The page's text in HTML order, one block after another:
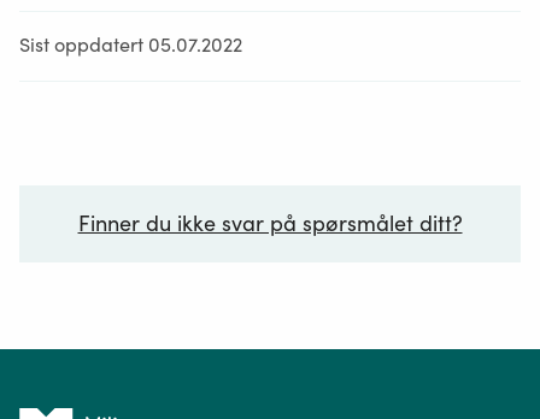
Sist oppdatert 05.07.2022
Finner du ikke svar på spørsmålet ditt?